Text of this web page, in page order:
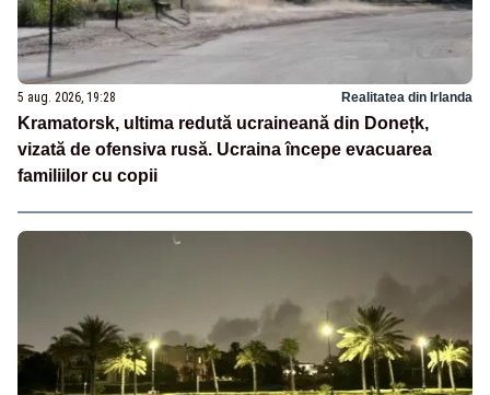
5 aug. 2026, 19:28 Realitatea din Irlanda
Kramatorsk, ultima redută ucraineană din Donețk,
vizată de ofensiva rusă. Ucraina începe evacuarea
familiilor cu copii